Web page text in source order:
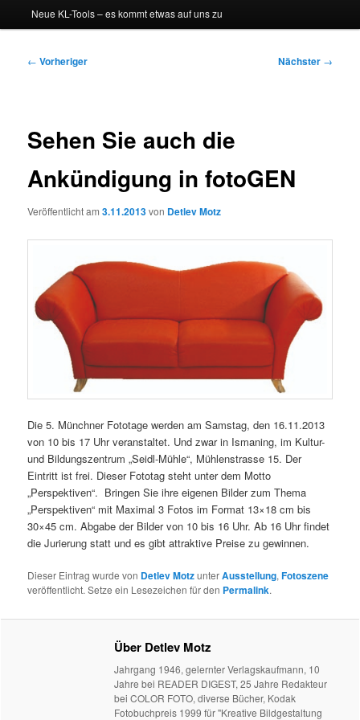
Neue KL-Tools – es kommt etwas auf uns zu
Beitragsnavigation
← Vorheriger Nächster →
Sehen Sie auch die
Ankündigung in fotoGEN
Veröffentlicht am3.11.2013von Detlev Motz
Die 5. Münchner Fototage werden am Samstag, den 16.11.2013
von 10 bis 17 Uhr veranstaltet. Und zwar in Ismaning, im Kultur-
und Bildungszentrum „Seidl-Mühle“, Mühlenstrasse 15. Der
Eintritt ist frei. Dieser Fototag steht unter dem Motto
„Perspektiven“. Bringen Sie ihre eigenen Bilder zum Thema
„Perspektiven“ mit Maximal 3 Fotos im Format 13×18 cm bis
30×45 cm. Abgabe der Bilder von 10 bis 16 Uhr. Ab 16 Uhr findet
die Jurierung statt und es gibt attraktive Preise zu gewinnen.
Dieser Eintrag wurde von Detlev MotzunterAusstellung,Fotoszene
veröffentlicht. Setze ein Lesezeichen für den Permalink.
Über Detlev Motz
Jahrgang 1946, gelernter Verlagskaufmann, 10
Jahre bei READER DIGEST, 25 Jahre Redakteur
bei COLOR FOTO, diverse Bücher, Kodak
Fotobuchpreis 1999 für "Kreative Bildgestaltung